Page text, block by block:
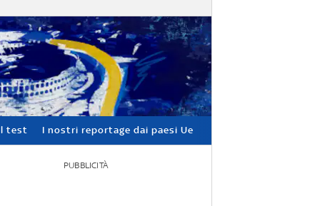
test I nostri reportage dai paesi Ue
PUBBLICITÀ